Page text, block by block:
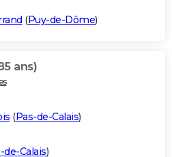
(Puy-de-Dôme)
ans)
(Pas-de-Calais)
de-Calais)